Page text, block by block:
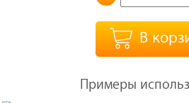
В
Примеры